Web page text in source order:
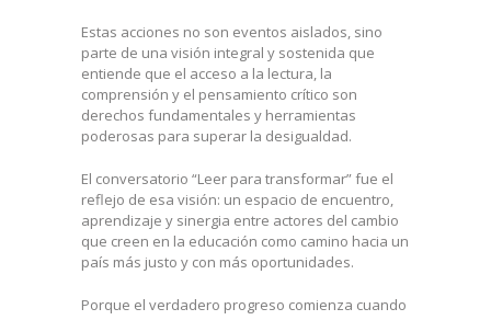
Estas acciones no son eventos aislados, sino
parte de una visión integral y sostenida que
entiende que el acceso a la lectura, la
comprensión y el pensamiento crítico son
derechos fundamentales y herramientas
poderosas para superar la desigualdad.
El conversatorio “Leer para transformar” fue el
reflejo de esa visión: un espacio de encuentro,
aprendizaje y sinergia entre actores del cambio
que creen en la educación como camino hacia un
país más justo y con más oportunidades.
Porque el verdadero progreso comienza cuando